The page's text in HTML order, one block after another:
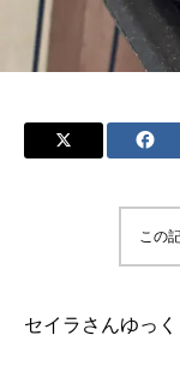
この
セイラさんゆっ